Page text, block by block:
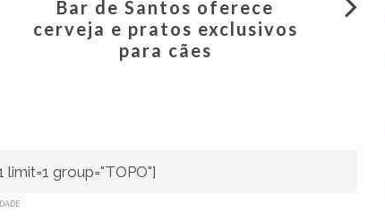
Bar de Santos oferece
cerveja e pratos exclusivos
para cães
group="TOPO"]